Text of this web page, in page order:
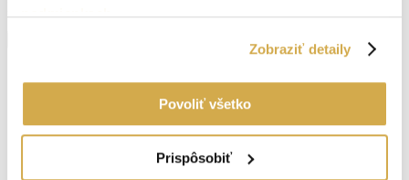
podmienkach.
Zobraziť detaily
Povoliť všetko
Prispôsobiť